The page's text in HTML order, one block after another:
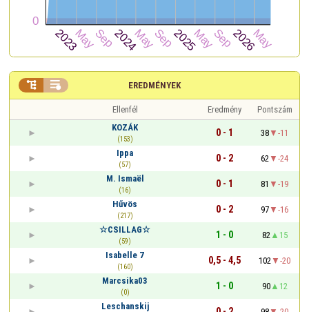
EREDMÉNYEK
 
Ellenfél Eredmény
Pontszám
KOZÁK
(153)
0 - 1 38
-11
Ippa
(57)
0 - 2 62
-24
M. Ismaël
(16)
0 - 1 81
-19
Hűvös
(217)
0 - 2 97
-16
☆CSILLAG☆
(59)
1 - 0 82
15
Isabelle 7
(160)
0,5 - 4,5 102
-20
Marcsika03
(0)
1 - 0 90
12
Leschanskij